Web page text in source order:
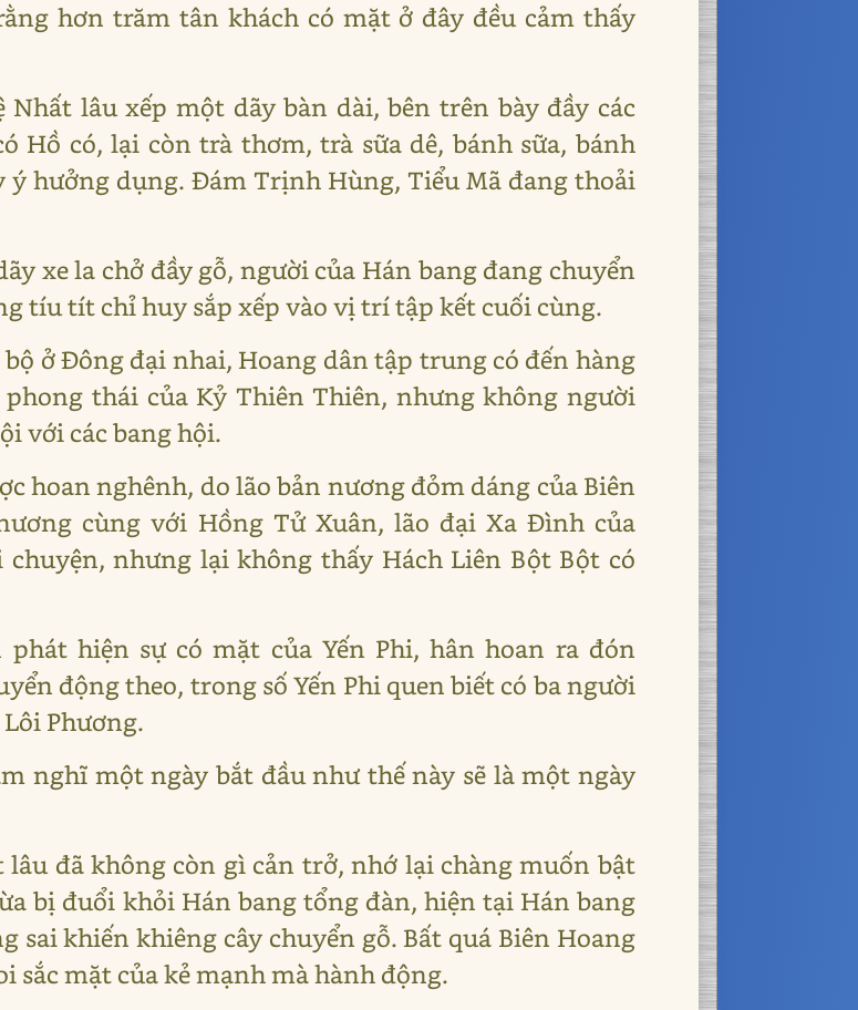
hơn trăm tân khách có mặt ở đây đều cảm thấy
lâu xếp một dãy bàn dài, bên trên bày đầy các
Hồ có, lại còn trà thơm, trà sữa dê, bánh sữa, bánh
ý hưởng dụng. Đám Trịnh Hùng, Tiểu Mã đang thoải
xe la chở đầy gỗ, người của Hán bang đang chuyển
tíu tít chỉ huy sắp xếp vào vị trí tập kết cuối cùng.
ở Đông đại nhai, Hoang dân tập trung có đến hàng
thái của Kỷ Thiên Thiên, nhưng không người
với các bang hội.
hoan nghênh, do lão bản nương đỏm dáng của Biên
cùng với Hồng Tử Xuân, lão đại Xa Đình của
nhưng lại không thấy Hách Liên Bột Bột có
hiện sự có mặt của Yến Phi, hân hoan ra đón
động theo, trong số Yến Phi quen biết có ba người
Phương.
nghĩ một ngày bắt đầu như thế này sẽ là một ngày
đã không còn gì cản trở, nhớ lại chàng muốn bật
bị đuổi khỏi Hán bang tổng đàn, hiện tại Hán bang
sai khiến khiêng cây chuyển gỗ. Bất quá Biên Hoang
sắc mặt của kẻ mạnh mà hành động.